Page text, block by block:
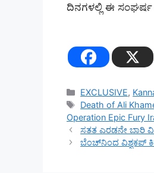
ದಿನಗಳಲ್ಲಿ ಈ ಸಂಘರ್ಷ
Categories
EXCLUSIVE,
Tags
Death of Ali
Operation Epic Fury
ಸತತ ಎರಡನೇ ಬಾರಿ
ಬೆಂಚ್‌ನಿಂದ ವಿಶ್ವಕಪ್